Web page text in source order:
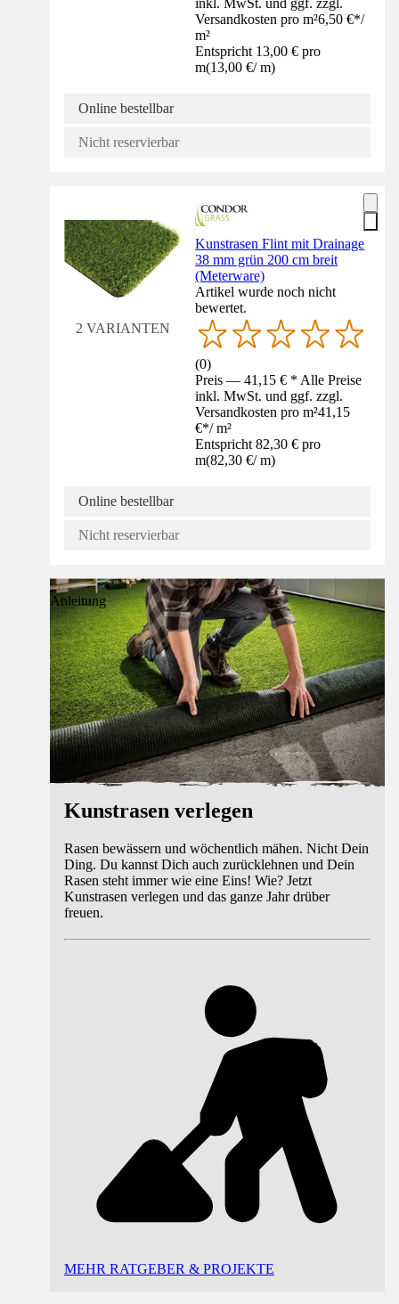
inkl. MwSt. und ggf. zzgl.
Versandkosten pro m²6,50 €*/
m²
Entspricht 13,00 € pro
m(13,00 €/ m)
Online bestellbar
Nicht reservierbar
2 VARIANTEN
Kunstrasen Flint mit Drainage
38 mm grün 200 cm breit
(Meterware)
Artikel wurde noch nicht
bewertet.
(0)
Preis — 41,15 € * Alle Preise
inkl. MwSt. und ggf. zzgl.
Versandkosten pro m²41,15
€*/ m²
Entspricht 82,30 € pro
m(82,30 €/ m)
Online bestellbar
Nicht reservierbar
Anleitung
Kunstrasen verlegen
Rasen bewässern und wöchentlich mähen. Nicht Dein
Ding. Du kannst Dich auch zurücklehnen und Dein
Rasen steht immer wie eine Eins! Wie? Jetzt
Kunstrasen verlegen und das ganze Jahr drüber
freuen.
MEHR RATGEBER & PROJEKTE